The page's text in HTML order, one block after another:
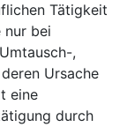
Tätigkeit
nur bei
,
Ursache
eine
durch